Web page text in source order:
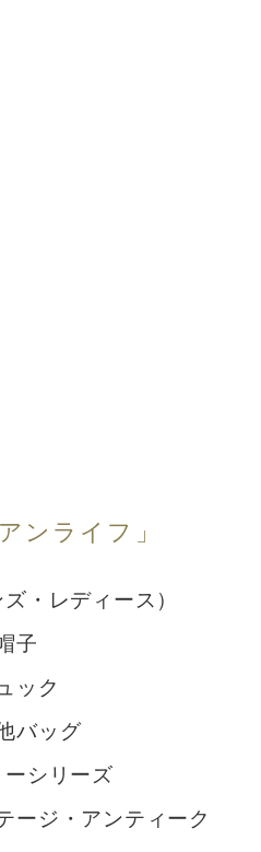
ンライフ」
・レディース）
子
ック
バッグ
ーシリーズ
ージ・アンティーク